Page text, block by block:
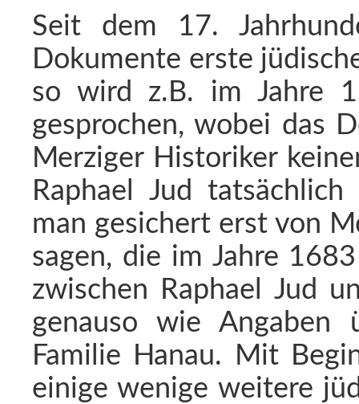
Seit dem 17.
Dokumente erste
so wird z.B. im Jahre
gesprochen, wobei das
Merziger Historiker
Raphael Jud
man gesichert erst von
sagen, die im Jahre
zwischen Raphael Jud
genauso wie
Familie Hanau. Mit
einige wenige weitere